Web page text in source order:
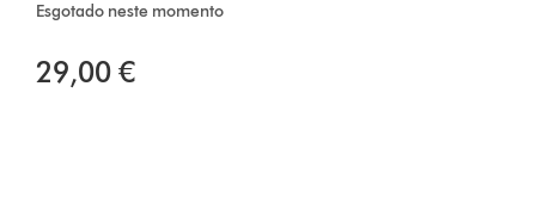
Esgotado neste momento
29,00 €